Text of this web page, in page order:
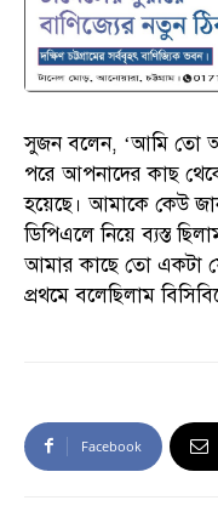
সুজন বলেন, ‘আমি তো
পরে আপনাদের কাছ
হয়েছে। আমাকে কেউ
ডিপিএলে নিয়ে ব্যস্ত
আমার কাছে তো একটা
প্রথমে বলেছিলাম
Facebook